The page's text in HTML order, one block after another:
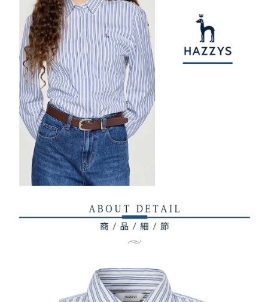
【注意事項】
１．透過由恩沛科技股份有限公司提供之「AFTEE先享後付」服務完成之交
易，需依本服務之必要範圍內提供個人資料，並將交易相關給付款項請求債
權轉讓予恩沛科技股份有限公司。
２．關於個人資料處理事宜，請瀏覽以下網址：
https://aftee.tw/terms/#terms3
３．未成年的使用者請事先徵得法定代理人或監護人之同意方可使用
「AFTEE先享後付」，若未經同意申辦者引起之損失，本公司不負相關責
任。
４．使用「AFTEE先享後付」時，將依據個別帳號之用戶狀況，依本公司即
時審查核予不同之上限額度；若仍有額度不足之情形，本公司將視審查結果
請求用戶進行身份認證。
５．嚴禁一人註冊多個帳號或使用他人資訊註冊。若發現惡意使用之情形，
恩沛科技股份有限公司將有權停止該用戶之使用額度並採取法律行動。
7-11取貨付款
免運費
付款後7-11取貨
免運費
宅配
免運費
離島宅配
免運費